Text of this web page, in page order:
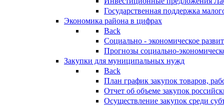
Государственная поддержка
Экономика района в цифрах
Back
Социально - экономическое
Прогнозы социально-
Закупки для муниципальных нужд
Back
План график закупок товаров,
Отчет об объеме закупок
Осуществление закупок среди